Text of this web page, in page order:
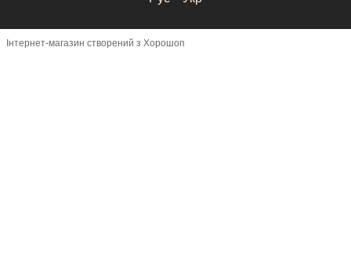
Інтернет-магазин створений з Хорошоп